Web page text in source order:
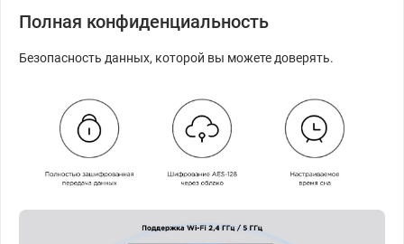
Полная конфиденциальность
Безопасность данных, которой вы можете доверять.